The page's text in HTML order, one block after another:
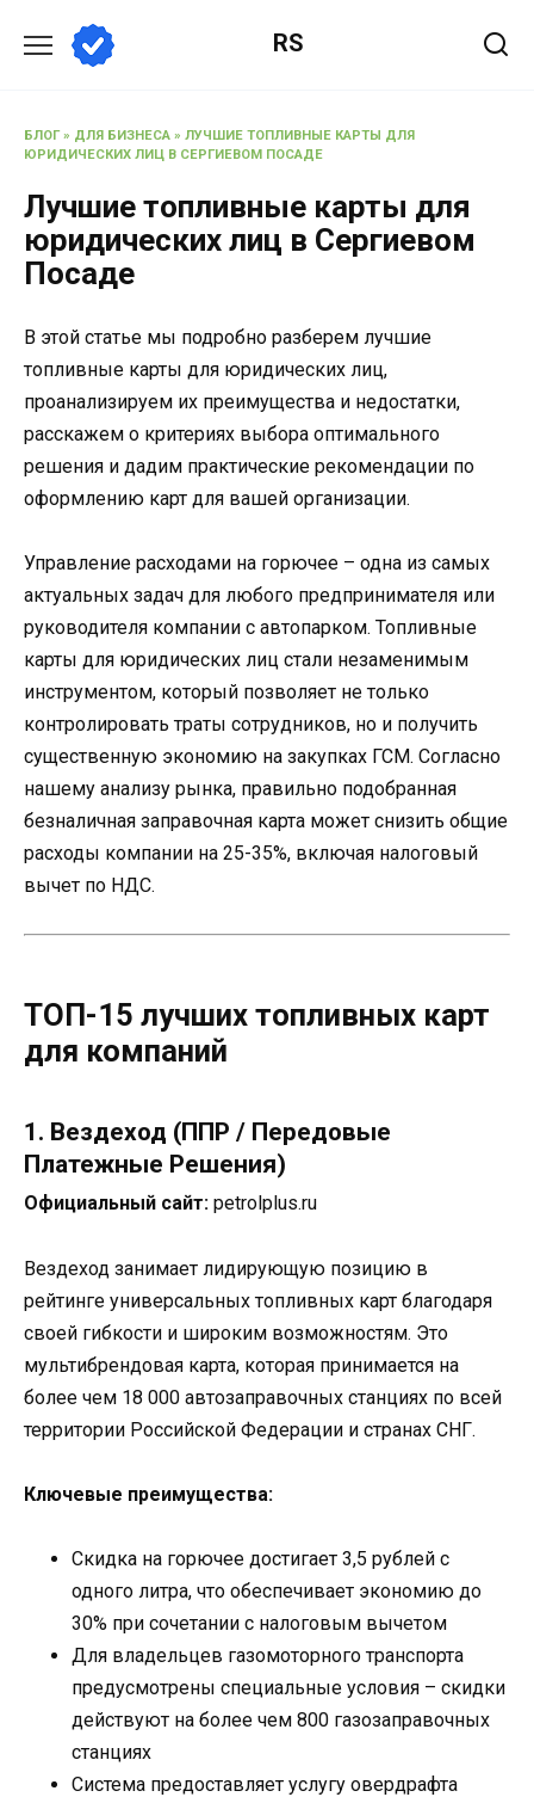
содержанию
RS
БЛОГ» ДЛЯ БИЗНЕСА » ЛУЧШИЕ ТОПЛИВНЫЕ КАРТЫ ДЛЯ
ЮРИДИЧЕСКИХ ЛИЦ В СЕРГИЕВОМ ПОСАДЕ
Лучшие топливные карты для
юридических лиц в Сергиевом
Посаде
В этой статье мы подробно разберем лучшие
топливные карты для юридических лиц,
проанализируем их преимущества и недостатки,
расскажем о критериях выбора оптимального
решения и дадим практические рекомендации по
оформлению карт для вашей организации.
Управление расходами на горючее – одна из самых
актуальных задач для любого предпринимателя или
руководителя компании с автопарком. Топливные
карты для юридических лиц стали незаменимым
инструментом, который позволяет не только
контролировать траты сотрудников, но и получить
существенную экономию на закупках ГСМ. Согласно
нашему анализу рынка, правильно подобранная
безналичная заправочная карта может снизить общие
расходы компании на 25-35%, включая налоговый
вычет по НДС.
ТОП-15 лучших топливных карт
для компаний
1. Вездеход (ППР / Передовые
Платежные Решения)
Официальный сайт: petrolplus.ru
Вездеход занимает лидирующую позицию в
рейтинге универсальных топливных карт благодаря
своей гибкости и широким возможностям. Это
мультибрендовая карта, которая принимается на
более чем 18 000 автозаправочных станциях по всей
территории Российской Федерации и странах СНГ.
Ключевые преимущества:
Скидка на горючее достигает 3,5 рублей с
одного литра, что обеспечивает экономию до
30% при сочетании с налоговым вычетом
Для владельцев газомоторного транспорта
предусмотрены специальные условия – скидки
действуют на более чем 800 газозаправочных
станциях
Система предоставляет услугу овердрафта